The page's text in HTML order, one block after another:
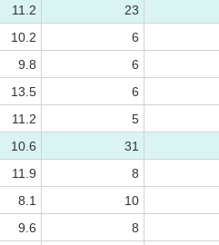
11.2 23
10.2 6
9.8 6
13.5 6
11.2 5
10.6 31
11.9 8
8.1 10
9.6 8